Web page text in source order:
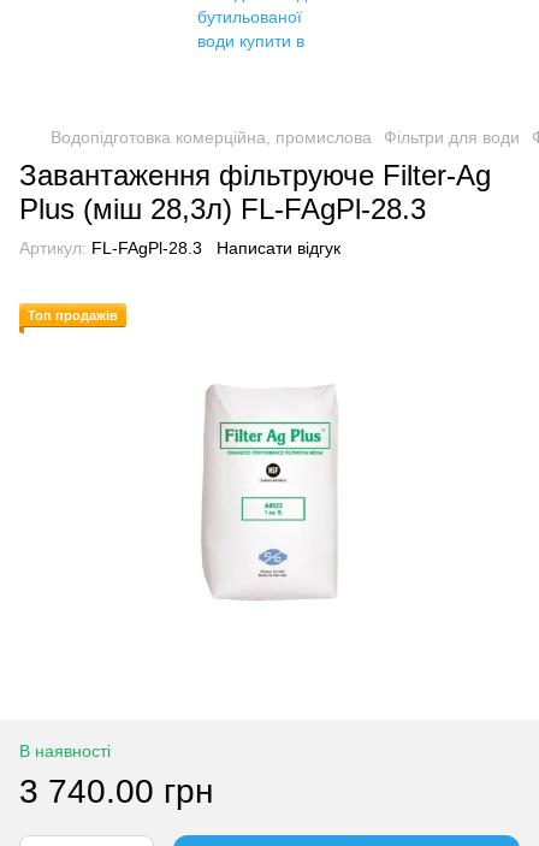
Водопідготовка комерційна, промислова Фільтри для води
Завантаження фільтруюче Filter-Ag
Plus (міш 28,3л) FL-FAgPl-28.3
Артикул: FL-FAgPl-28.3 Написати відгук
Топ продажів
В наявності
3 740.00 грн